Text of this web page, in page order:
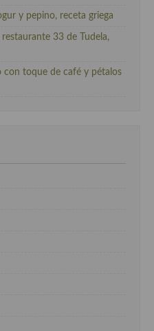
y pepino, receta griega
33 de Tudela,
con toque de café y pétalos